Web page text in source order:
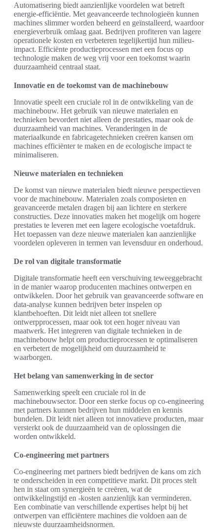
Automatisering biedt aanzienlijke voordelen wat betreft
energie-efficiëntie. Met geavanceerde technologieën kunnen
machines slimmer worden beheerd en geïnstalleerd, waardoor
energieverbruik omlaag gaat. Bedrijven profiteren van lagere
operationele kosten en verbeteren tegelijkertijd hun milieu-
impact. Efficiënte productieprocessen met een focus op
technologie maken de weg vrij voor een toekomst waarin
duurzaamheid centraal staat.
Innovatie en de toekomst van de machinebouw
Innovatie speelt een cruciale rol in de ontwikkeling van de
machinebouw. Het gebruik van nieuwe materialen en
technieken bevordert niet alleen de prestaties, maar ook de
duurzaamheid van machines. Veranderingen in de
materiaalkunde en fabricagetechnieken creëren kansen om
machines efficiënter te maken en de ecologische impact te
minimaliseren.
Nieuwe materialen en technieken
De komst van nieuwe materialen biedt nieuwe perspectieven
voor de machinebouw. Materialen zoals composieten en
geavanceerde metalen dragen bij aan lichtere en sterkere
constructies. Deze innovaties maken het mogelijk om hogere
prestaties te leveren met een lagere ecologische voetafdruk.
Het toepassen van deze nieuwe materialen kan aanzienlijke
voordelen opleveren in termen van levensduur en onderhoud.
De rol van digitale transformatie
Digitale transformatie heeft een verschuiving teweeggebracht
in de manier waarop producenten machines ontwerpen en
ontwikkelen. Door het gebruik van geavanceerde software en
data-analyse kunnen bedrijven beter inspelen op
klantbehoeften. Dit leidt niet alleen tot snellere
ontwerpprocessen, maar ook tot een hoger niveau van
maatwerk. Het integreren van digitale technieken in de
machinebouw helpt om productieprocessen te optimaliseren
en verbetert de mogelijkheid om duurzaamheid te
waarborgen.
Het belang van samenwerking in de sector
Samenwerking speelt een cruciale rol in de
machinebouwsector. Door een sterke focus op co-engineering
met partners kunnen bedrijven hun middelen en kennis
bundelen. Dit leidt niet alleen tot innovatieve producten, maar
versterkt ook de duurzaamheid van de oplossingen die
worden ontwikkeld.
Co-engineering met partners
Co-engineering met partners biedt bedrijven de kans om zich
te onderscheiden in een competitieve markt. Dit proces stelt
hen in staat om synergieën te creëren, wat de
ontwikkelingstijd en -kosten aanzienlijk kan verminderen.
Een combinatie van verschillende expertises helpt bij het
ontwerpen van efficiëntere machines die voldoen aan de
nieuwste duurzaamheidsnormen.